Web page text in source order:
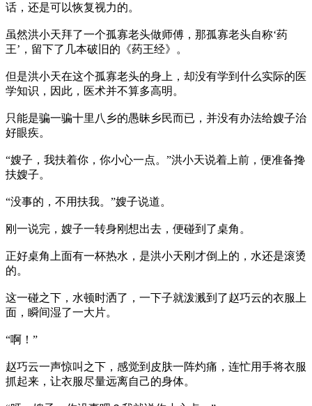
话，还是可以恢复视力的。
虽然洪小天拜了一个孤寡老头做师傅，那孤寡老头自称‘药
王’，留下了几本破旧的《药王经》。
但是洪小天在这个孤寡老头的身上，却没有学到什么实际的医
学知识，因此，医术并不算多高明。
只能是骗一骗十里八乡的愚昧乡民而已，并没有办法给嫂子治
好眼疾。
“嫂子，我扶着你，你小心一点。”洪小天说着上前，便准备搀
扶嫂子。
“没事的，不用扶我。”嫂子说道。
刚一说完，嫂子一转身刚想出去，便碰到了桌角。
正好桌角上面有一杯热水，是洪小天刚才倒上的，水还是滚烫
的。
这一碰之下，水顿时洒了，一下子就泼溅到了赵巧云的衣服上
面，瞬间湿了一大片。
“啊！”
赵巧云一声惊叫之下，感觉到皮肤一阵灼痛，连忙用手将衣服
抓起来，让衣服尽量远离自己的身体。